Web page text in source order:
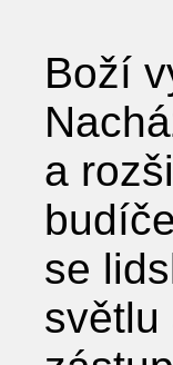
Boží
a
se
světlu